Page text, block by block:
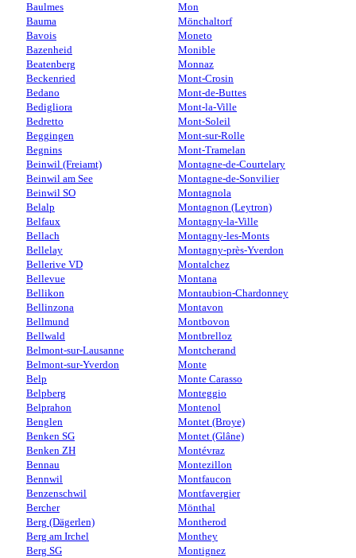
Baulmes
Bauma
Bavois
Bazenheid
Beatenberg
Beckenried
Bedano
Bedigliora
Bedretto
Beggingen
Begnins
Beinwil (Freiamt)
Beinwil am See
Beinwil SO
Belalp
Belfaux
Bellach
Bellelay
Bellerive VD
Bellevue
Bellikon
Bellinzona
Bellmund
Bellwald
Belmont-sur-Lausanne
Belmont-sur-Yverdon
Belp
Belpberg
Belprahon
Benglen
Benken SG
Benken ZH
Bennau
Bennwil
Benzenschwil
Bercher
Berg (Dägerlen)
Berg am Irchel
Berg SG
Mon
Mönchaltorf
Moneto
Monible
Monnaz
Mont-Crosin
Mont-de-Buttes
Mont-la-Ville
Mont-Soleil
Mont-sur-Rolle
Mont-Tramelan
Montagne-de-Courtelary
Montagne-de-Sonvilier
Montagnola
Montagnon (Leytron)
Montagny-la-Ville
Montagny-les-Monts
Montagny-près-Yverdon
Montalchez
Montana
Montaubion-Chardonney
Montavon
Montbovon
Montbrelloz
Montcherand
Monte
Monte Carasso
Monteggio
Montenol
Montet (Broye)
Montet (Glâne)
Montévraz
Montezillon
Montfaucon
Montfavergier
Mönthal
Montherod
Monthey
Montignez